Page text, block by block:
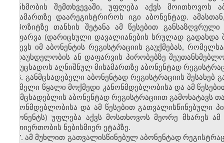
თანხმობის შემთხვევაში, უფლება აქვს
მისამართზე დაარეგისტრიროს იგი აბონენტად.
დეპოზიტზე თანხის შეტანა ამ წესებით
დაფარვა (დარიცხული დავალიანების სრულად
იწვევს იმ აბონენტის რეგისტრაციის გაუქმებას,
გადაუხდელობის ან დაფარვის პირობებზე
განუცხადოს აღნიშნულ მისამართზე აბონენტად
6. განმცხადებელი აბონენტად რეგისტრაციის
სასმელი წყალი მოქმედი კანონმდებლობისა და ამ
განმცხადებლის აბონენტად რეგისტრაციით
კანონმდებლობისა და ამ წესებით გათვალისწინებული
(აბონენტს) უფლება აქვს მოსთხოვოს მეორე მხარეს
ურთიერთობის ნებისმიერ ეტაპზე.
7. ამ მუხლით გათვალისწინებულ აბონენტად